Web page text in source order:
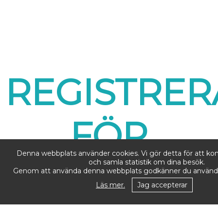
FÖR
NYHETER
Denna webbplats använder cookies. Vi gör detta för att
och samla statistik om dina besök.
Genom att använda denna webbplats godkänner du
Läs mer.
Jag accepterar